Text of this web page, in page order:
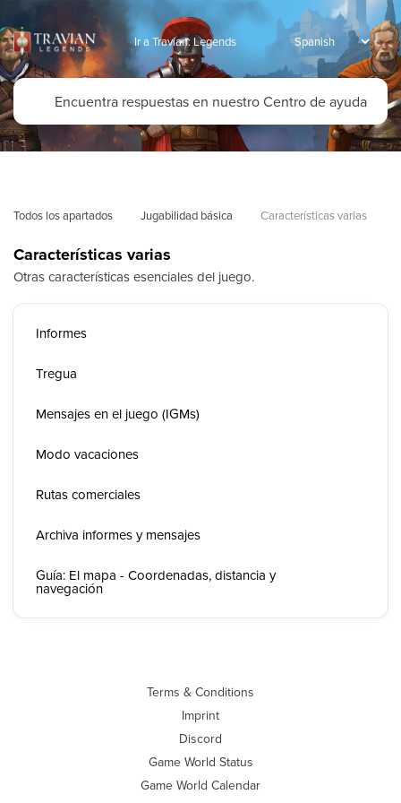
Ir a Travian: Legends
Todos los apartados Jugabilidad básica Características varias
Características varias
Otras características esenciales del juego.
Informes
Tregua
Mensajes en el juego (IGMs)
Modo vacaciones
Rutas comerciales
Archiva informes y mensajes
Guía: El mapa - Coordenadas, distancia y
navegación
Terms & Conditions
Imprint
Discord
Game World Status
Game World Calendar